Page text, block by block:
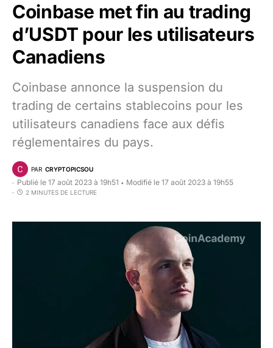
Coinbase met fin au trading
d’USDT pour les utilisateurs
Canadiens
Coinbase annonce la suspension du
trading de certains stablecoins pour les
utilisateurs canadiens face aux défis
réglementaires du pays.
PAR CRYPTOPICSOU
Publié le 17 août 2023 à 19h51 • Modifié le 17 août 2023 à 19h55
2 MINUTES DE LECTURE